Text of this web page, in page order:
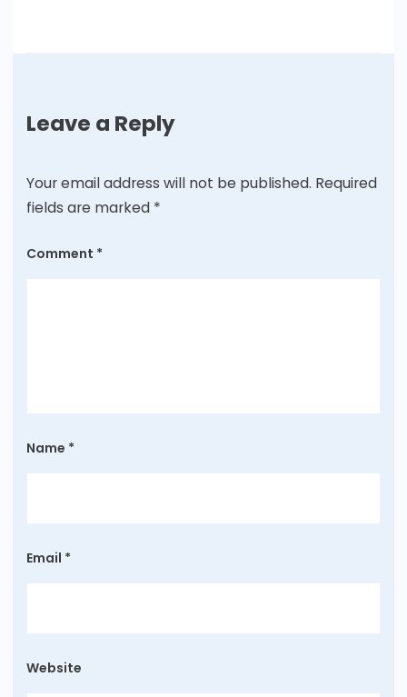
Leave a Reply
Your email address will not be published. Required
fields are marked *
Comment *
Name *
Email *
Website